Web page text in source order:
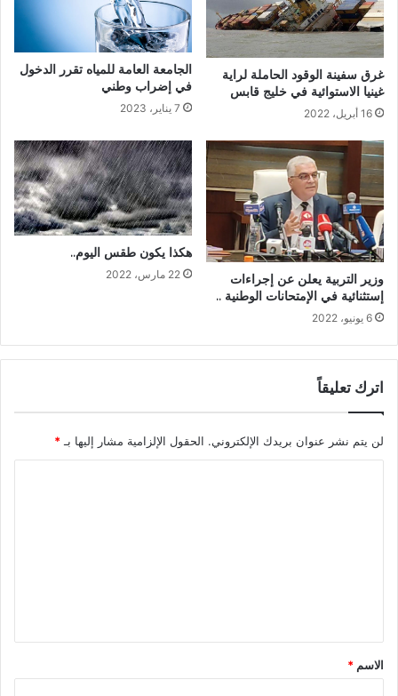
غرق سفينة الوقود الحاملة لراية
غينيا الاستوائية في خليج قابس
16 أبريل، 2022
الجامعة العامة للمياه تقرر الدخول
في إضراب وطني
7 يناير، 2023
وزير التربية يعلن عن إجراءات
إستثنائية في الإمتحانات الوطنية ..
6 يونيو، 2022
هكذا يكون طقس اليوم..
22 مارس، 2022
اترك تعليقاً
لن يتم نشر عنوان بريدك الإلكتروني. الحقول الإلزامية مشار إليها بـ*
*
الاسم *